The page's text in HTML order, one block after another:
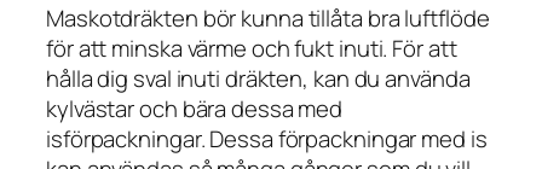
Maskotdräkten bör kunna tillåta bra luftflöde
för att minska värme och fukt inuti. För att
hålla dig sval inuti dräkten, kan du använda
kylvästar och bära dessa med
isförpackningar. Dessa förpackningar med is